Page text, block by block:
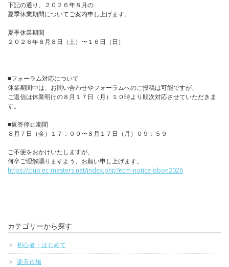
下記の通り、２０２６年８月の
夏季休業期間についてご案内申し上げます。
夏季休業期間
２０２６年８月８日（土）〜１６日（日）
■フォーラム対応について
休業期間中は、お問い合わせやフォーラムへのご投稿は可能ですが、
ご返信は休業明けの８月１７日（月）１０時より順次対応させていただきま
す。
■返答停止期間
８月７日（金）１７：００〜８月１７日（月）０９：５９
ご不便をおかけいたしますが、
何卒ご理解賜りますよう、お願い申し上げます。
https://club.ec-masters.net/index.php?ecm-notice-obon2026
カテゴリーから探す
初心者・はじめて
楽天市場